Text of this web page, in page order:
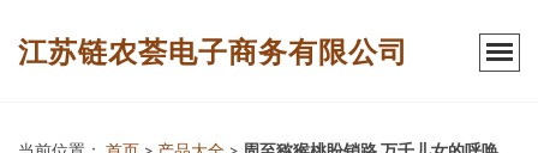
江苏链农荟电子商务有限公司